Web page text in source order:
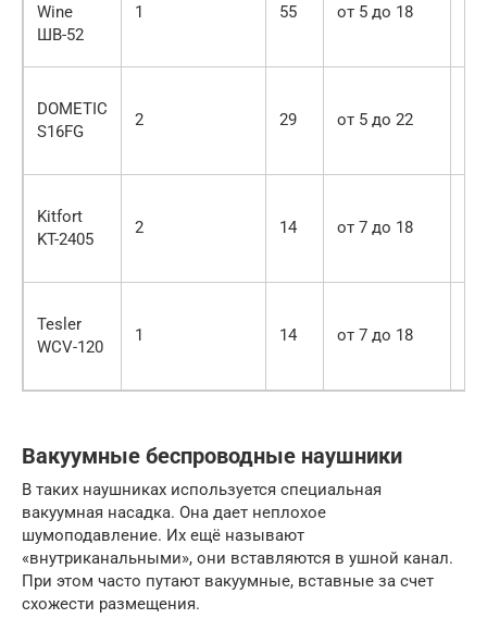
Wine
ШВ-52
1 55 от 5 до 18
DOMETIC
S16FG
2 29 от 5 до 22
Kitfort
KT-2405
2 14 от 7 до 18
Tesler
WCV-120
1 14 от 7 до 18
Вакуумные беспроводные наушники
В таких наушниках используется специальная
вакуумная насадка. Она дает неплохое
шумоподавление. Их ещё называют
«внутриканальными», они вставляются в ушной канал.
При этом часто путают вакуумные, вставные за счет
схожести размещения.